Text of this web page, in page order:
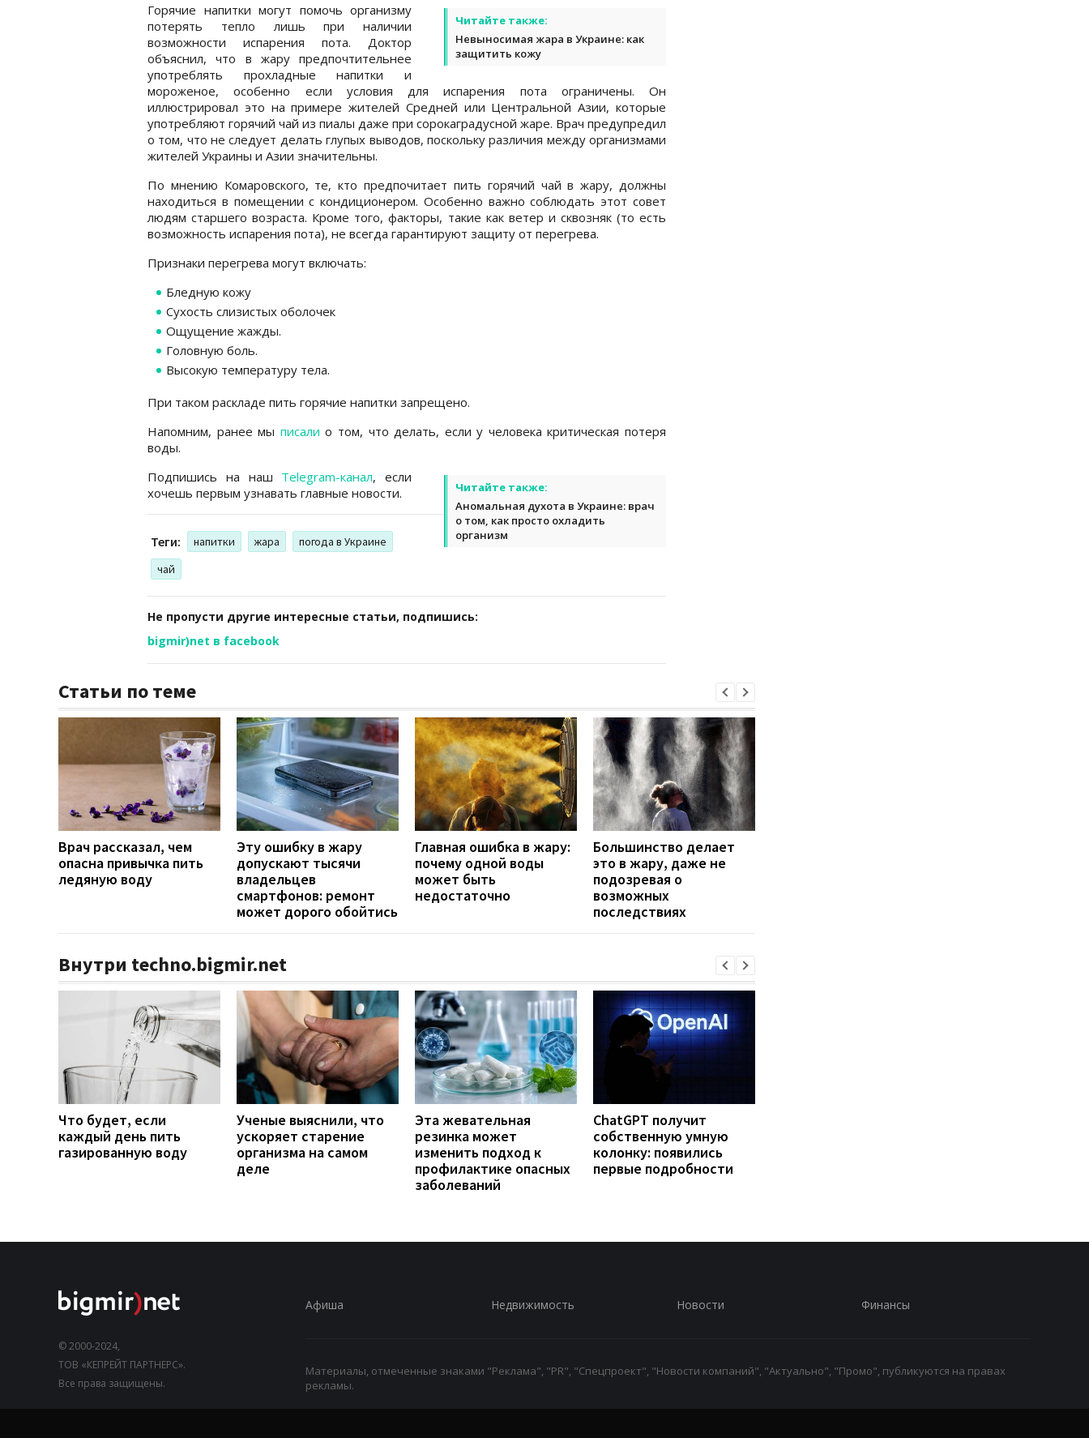
Читайте также:
Невыносимая жара в Украине: как
защитить кожу
Горячие напитки могут помочь организму
потерять тепло лишь при наличии
возможности испарения пота. Доктор
объяснил, что в жару предпочтительнее
употреблять прохладные напитки и
мороженое, особенно если условия для испарения пота ограничены. Он
иллюстрировал это на примере жителей Средней или Центральной Азии, которые
употребляют горячий чай из пиалы даже при сорокаградусной жаре. Врач предупредил
о том, что не следует делать глупых выводов, поскольку различия между организмами
жителей Украины и Азии значительны.
По мнению Комаровского, те, кто предпочитает пить горячий чай в жару, должны
находиться в помещении с кондиционером. Особенно важно соблюдать этот совет
людям старшего возраста. Кроме того, факторы, такие как ветер и сквозняк (то есть
возможность испарения пота), не всегда гарантируют защиту от перегрева.
Признаки перегрева могут включать:
Бледную кожу
Сухость слизистых оболочек
Ощущение жажды.
Головную боль.
Высокую температуру тела.
При таком раскладе пить горячие напитки запрещено.
Напомним, ранее мы писали о том, что делать, если у человека критическая потеря
воды.
Читайте также:
Аномальная духота в Украине: врач
о том, как просто охладить
организм
Подпишись на наш Telegram-канал, если
хочешь первым узнавать главные новости.
Теги: напитки жара
погода в Украине
чай
Не пропусти другие интересные статьи, подпишись:
bigmir)net в facebook
Статьи по теме
Врач рассказал, чем
опасна привычка пить
ледяную воду
Эту ошибку в жару
допускают тысячи
владельцев
смартфонов: ремонт
может дорого обойтись
Главная ошибка в жару:
почему одной воды
может быть
недостаточно
Большинство делает
это в жару, даже не
подозревая о
возможных
последствиях
Внутри techno.bigmir.net
Что будет, если
каждый день пить
газированную воду
Ученые выяснили, что
ускоряет старение
организма на самом
деле
Эта жевательная
резинка может
изменить подход к
профилактике опасных
заболеваний
ChatGPT получит
собственную умную
колонку: появились
первые подробности
© 2000-2024,
ТОВ «КЕПРЕЙТ ПАРТНЕРС».
Все права защищены.
Афиша Недвижимость Новости Финансы
Материалы, отмеченные знаками "Реклама", "PR", "Спецпроект", "Новости компаний", "Актуально", "Промо", публикуются на правах
рекламы.